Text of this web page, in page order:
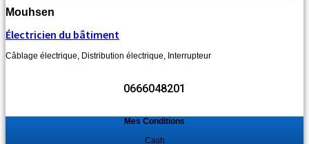
Mouhsen
Électricien du bâtiment
Câblage électrique Distribution électrique Interrupteur
0666048201
Mes Conditions
Cash